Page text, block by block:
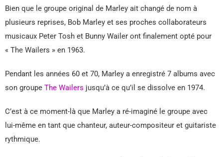
Bien que le groupe original de Marley ait changé de nom à
plusieurs reprises, Bob Marley et ses proches collaborateurs
musicaux Peter Tosh et Bunny Wailer ont finalement opté pour
« The Wailers » en 1963.
Pendant les années 60 et 70, Marley a enregistré 7 albums avec
son groupe The Wailers jusqu’à ce qu’il se dissolve en 1974.
C’est à ce moment-là que Marley a ré-imaginé le groupe avec
lui-même en tant que chanteur, auteur-compositeur et guitariste
rythmique.